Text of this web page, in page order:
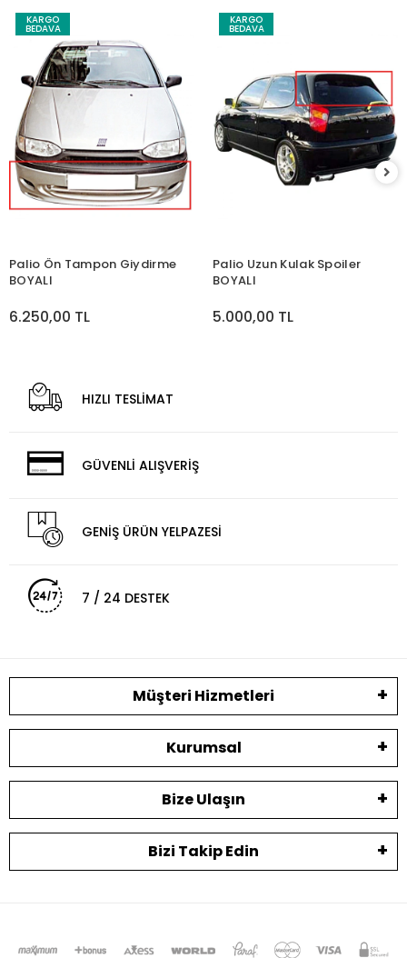
KARGO
BEDAVA
Palio Ön Tampon Giydirme
BOYALI
6.250,00 TL
KARGO
BEDAVA
Palio Uzun Kulak Spoiler
BOYALI
5.000,00 TL
HIZLI TESLİMAT
GÜVENLİ ALIŞVERİŞ
GENİŞ ÜRÜN YELPAZESİ
7 / 24 DESTEK
Müşteri Hizmetleri
Kurumsal
Bize Ulaşın
Bizi Takip Edin